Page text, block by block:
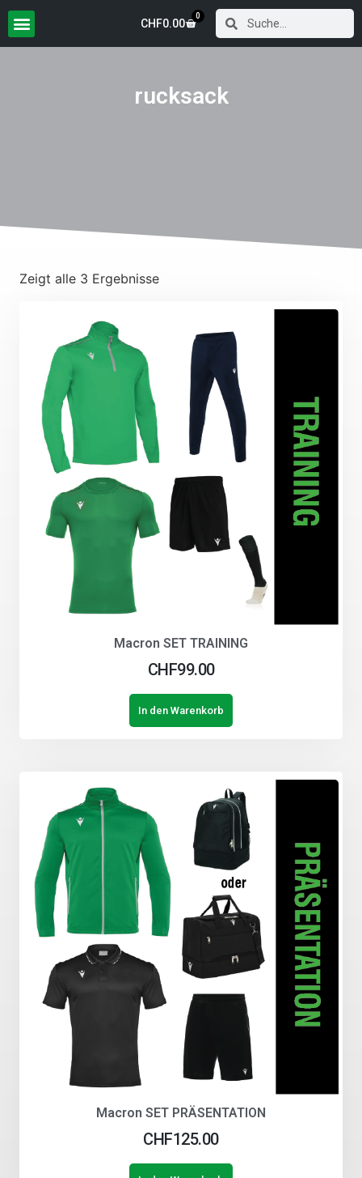
CHF0.00
0
rucksack
Zeigt alle 3 Ergebnisse
Macron SET TRAINING
CHF99.00
In den Warenkorb
Macron SET PRÄSENTATION
CHF125.00